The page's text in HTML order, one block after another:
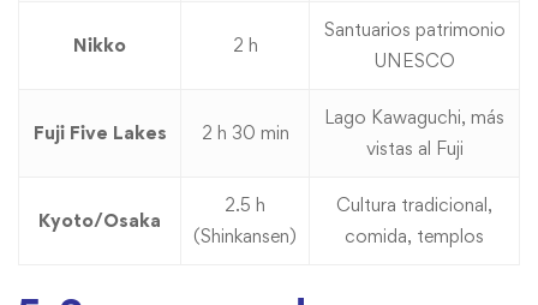
Nikko 2 h
Santuarios patrimonio
UNESCO
Fuji Five Lakes 2 h 30 min
Lago Kawaguchi, más
vistas al Fuji
Kyoto/Osaka
2.5 h
(Shinkansen)
Cultura tradicional,
comida, templos